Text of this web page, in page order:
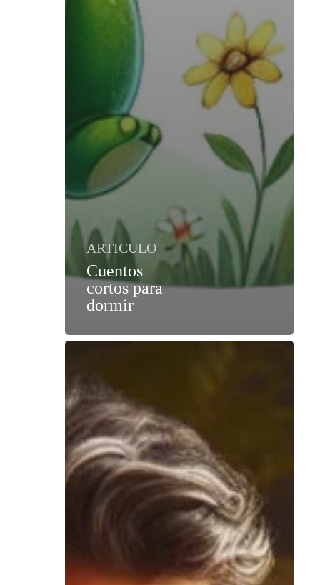
ARTICULO
Cuentos
cortos para
dormir